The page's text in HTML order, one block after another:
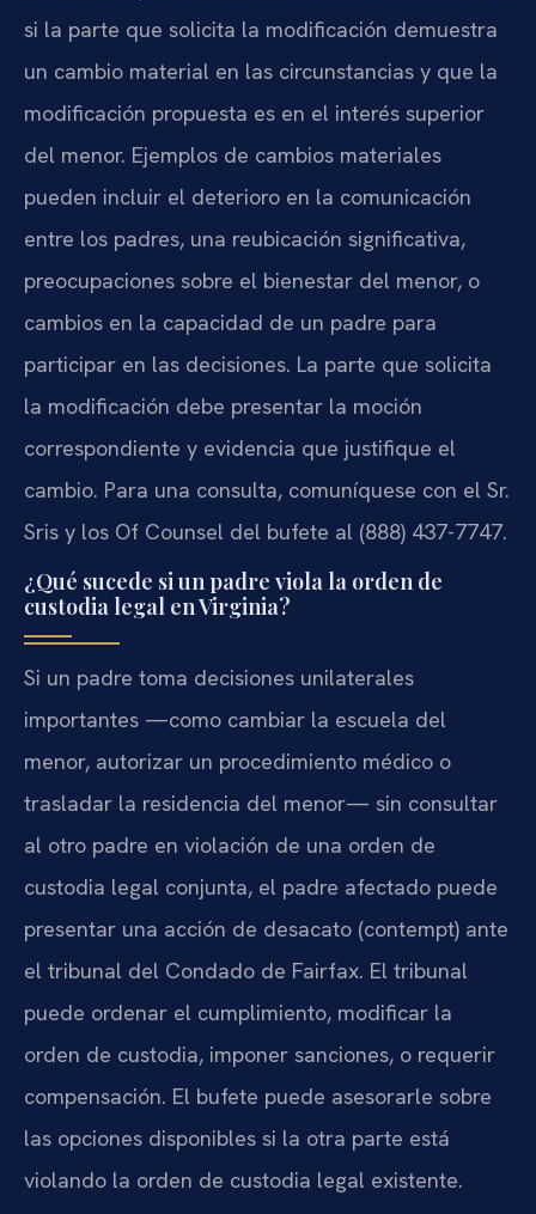
si la parte que solicita la modificación demuestra
un cambio material en las circunstancias y que la
modificación propuesta es en el interés superior
del menor. Ejemplos de cambios materiales
pueden incluir el deterioro en la comunicación
entre los padres, una reubicación significativa,
preocupaciones sobre el bienestar del menor, o
cambios en la capacidad de un padre para
participar en las decisiones. La parte que solicita
la modificación debe presentar la moción
correspondiente y evidencia que justifique el
cambio. Para una consulta, comuníquese con el Sr.
Sris y los Of Counsel del bufete al (888) 437-7747.
¿Qué sucede si un padre viola la orden de
custodia legal en Virginia?
Si un padre toma decisiones unilaterales
importantes —como cambiar la escuela del
menor, autorizar un procedimiento médico o
trasladar la residencia del menor— sin consultar
al otro padre en violación de una orden de
custodia legal conjunta, el padre afectado puede
presentar una acción de desacato (contempt) ante
el tribunal del Condado de Fairfax. El tribunal
puede ordenar el cumplimiento, modificar la
orden de custodia, imponer sanciones, o requerir
compensación. El bufete puede asesorarle sobre
las opciones disponibles si la otra parte está
violando la orden de custodia legal existente.